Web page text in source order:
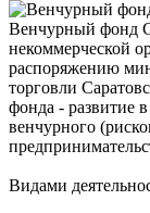
Венчурный фонд
некоммерческой
распоряжению
торговли
фонда - развитие
венчурного
Видами